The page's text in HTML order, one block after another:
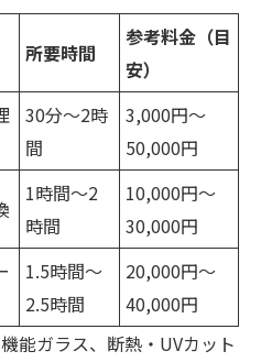
所要時間
参考料金（目
安）
30分～2時
間
3,000円～
50,000円
1時間～2
時間
10,000円～
30,000円
1.5時間～
2.5時間
20,000円～
40,000円
能ガラス、断熱・UVカット